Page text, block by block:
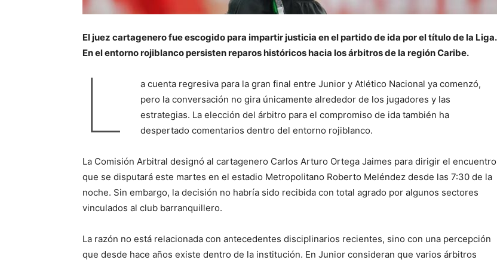
El juez cartagenero fue escogido para impartir justicia en el partido de ida por el título de la Liga.
En el entorno rojiblanco persisten reparos históricos hacia los árbitros de la región Caribe.
L
a cuenta regresiva para la gran final entre Junior y Atlético Nacional ya comenzó,
pero la conversación no gira únicamente alrededor de los jugadores y las
estrategias. La elección del árbitro para el compromiso de ida también ha
despertado comentarios dentro del entorno rojiblanco.
La Comisión Arbitral designó al cartagenero Carlos Arturo Ortega Jaimes para dirigir el encuentro
que se disputará este martes en el estadio Metropolitano Roberto Meléndez desde las 7:30 de la
noche. Sin embargo, la decisión no habría sido recibida con total agrado por algunos sectores
vinculados al club barranquillero.
La razón no está relacionada con antecedentes disciplinarios recientes, sino con una percepción
que desde hace años existe dentro de la institución. En Junior consideran que varios árbitros